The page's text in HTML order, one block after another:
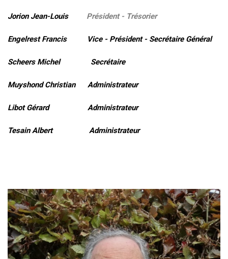
Jorion Jean-Louis Président - Trésorier
Engelrest Francis Vice - Président - Secrétaire Général
Scheers Michel Secrétaire
Muyshond Christian Administrateur
Libot Gérard Administrateur
Tesain Albert Administrateur